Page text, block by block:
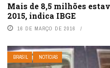
Mais de 8,5 milhões
2015, indica IBGE
16 DE MARÇO DE 2016
BRASIL NOTÍCIAS